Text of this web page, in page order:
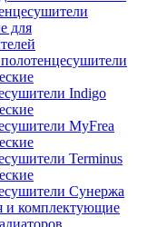
для
Indigo
MyFrea
Terminus
Сунержа
и комплектующие